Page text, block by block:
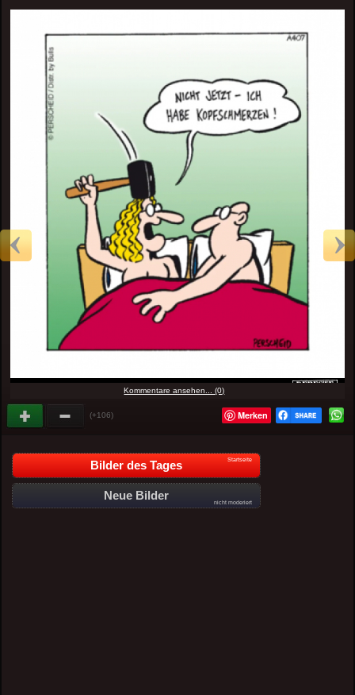
Kommentare ansehen... (0)
(+106) Merken
Bilder des Tages Startseite
Neue Bilder
nicht moderiert